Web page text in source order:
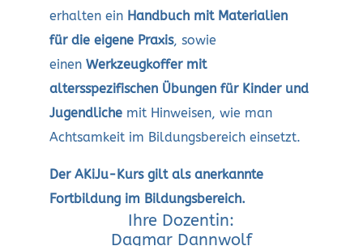
erhalten ein Handbuch mit Materialien
für die eigene Praxis, sowie
einen Werkzeugkoffer mit
altersspezifischen Übungen für Kinder und
Jugendliche mit Hinweisen, wie man
Achtsamkeit im Bildungsbereich einsetzt.
Der AKiJu-Kurs gilt als anerkannte
Fortbildung im Bildungsbereich.
Ihre Dozentin:
Dagmar Dannwolf